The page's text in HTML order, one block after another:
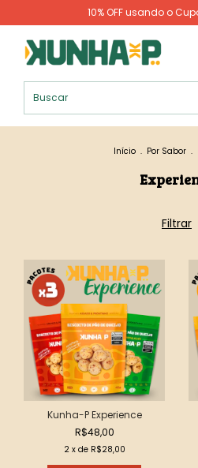
10% OFF usando o
Início . Por Sabor .
Filtrar
Kunha-P Experience
R$48,00
2 x de R$28,00